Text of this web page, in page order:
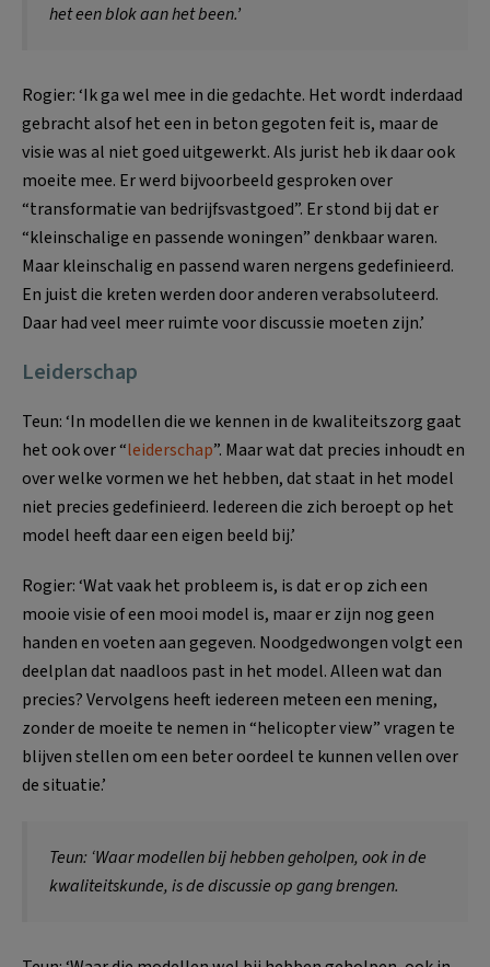
het een blok aan het been.’
Rogier: ‘Ik ga wel mee in die gedachte. Het wordt inderdaad
gebracht alsof het een in beton gegoten feit is, maar de
visie was al niet goed uitgewerkt. Als jurist heb ik daar ook
moeite mee. Er werd bijvoorbeeld gesproken over
“transformatie van bedrijfsvastgoed”. Er stond bij dat er
“kleinschalige en passende woningen” denkbaar waren.
Maar kleinschalig en passend waren nergens gedefinieerd.
En juist die kreten werden door anderen verabsoluteerd.
Daar had veel meer ruimte voor discussie moeten zijn.’
Leiderschap
Teun: ‘In modellen die we kennen in de kwaliteitszorg gaat
het ook over “leiderschap”. Maar wat dat precies inhoudt en
over welke vormen we het hebben, dat staat in het model
niet precies gedefinieerd. Iedereen die zich beroept op het
model heeft daar een eigen beeld bij.’
Rogier: ‘Wat vaak het probleem is, is dat er op zich een
mooie visie of een mooi model is, maar er zijn nog geen
handen en voeten aan gegeven. Noodgedwongen volgt een
deelplan dat naadloos past in het model. Alleen wat dan
precies? Vervolgens heeft iedereen meteen een mening,
zonder de moeite te nemen in “helicopter view” vragen te
blijven stellen om een beter oordeel te kunnen vellen over
de situatie.’
Teun: ‘Waar modellen bij hebben geholpen, ook in de
kwaliteitskunde, is de discussie op gang brengen.